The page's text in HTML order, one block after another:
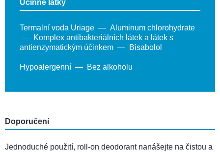
Účinné látky
Termalní voda Uriage
Aluminum chlorohydrate
Komplex antibakteriálních látek a látek s
antienzymatickým účinkem
Bisabolol
Hypoalergenní Bez alkoholu
Doporučení
Jednoduché použití, roll-on deodorant nanášejte na čistou a